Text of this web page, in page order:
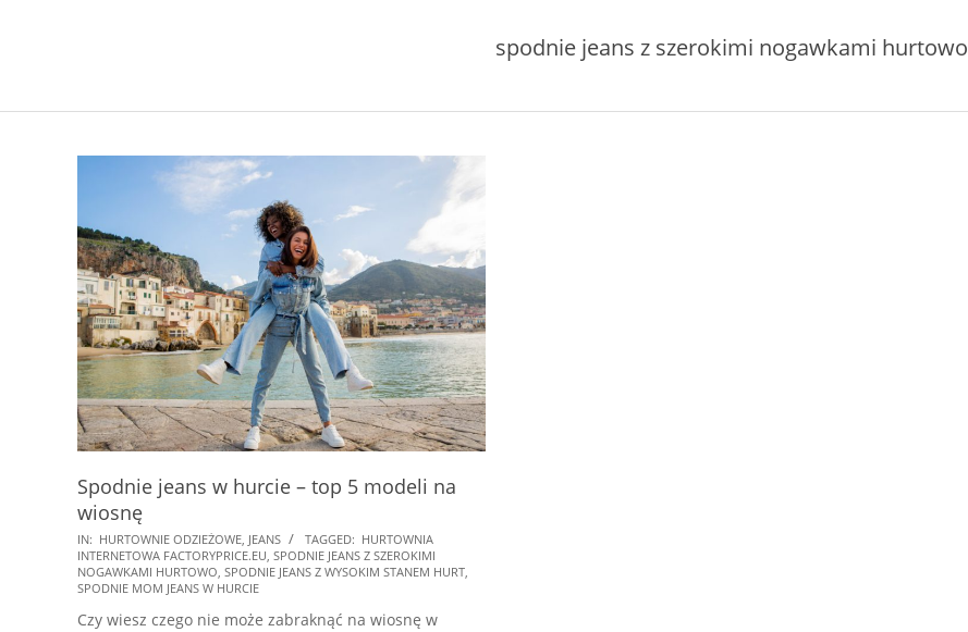
spodnie jeans z szerokimi nogawkami hurtowo
Spodnie jeans w hurcie – top 5 modeli na
wiosnę
2026-
03-
02
IN: HURTOWNIE ODZIEŻOWE JEANS TAGGED: HURTOWNIA
INTERNETOWA FACTORYPRICE.EU SPODNIE JEANS Z SZEROKIMI
NOGAWKAMI HURTOWO SPODNIE JEANS Z WYSOKIM STANEM HURT
SPODNIE MOM JEANS W HURCIE
Czy wiesz czego nie może zabraknąć na wiosnę w